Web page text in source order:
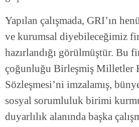
Yapılan çalışmada, GRI’ın
ve kurumsal diyebileceğimiz
hazırlandığı görülmüştür. Bu
çoğunluğu Birleşmiş Milletler
Sözleşmesi’ni imzalamış,
sosyal sorumluluk birimi
duyarlılık alanında başka